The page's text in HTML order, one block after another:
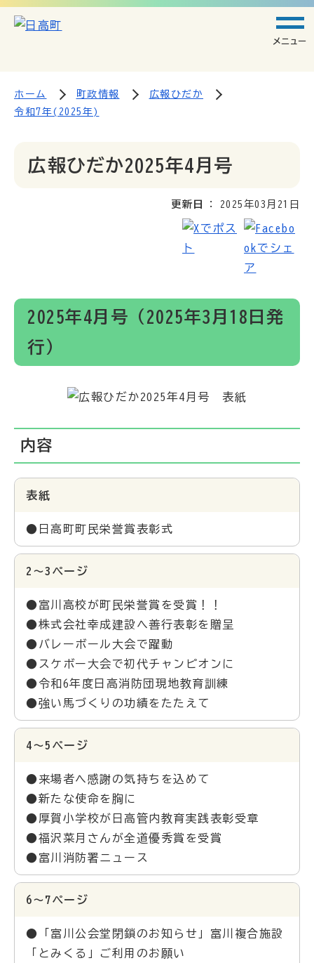
メニュー
ホーム 町政情報
広報ひだか
令和7年(2025年)
広報ひだか2025年4月号
更新日 2025年03月21日
2025年4月号（2025年3月18日発
行）
内容
表紙
●日高町町民栄誉賞表彰式
2～3ページ
●富川高校が町民栄誉賞を受賞！！
●株式会社幸成建設へ善行表彰を贈呈
●バレーボール大会で躍動
●スケボー大会で初代チャンピオンに
●令和6年度日高消防団現地教育訓練
●強い馬づくりの功績をたたえて
4～5ページ
●来場者へ感謝の気持ちを込めて
●新たな使命を胸に
●厚賀小学校が日高管内教育実践表彰受章
●福沢菜月さんが全道優秀賞を受賞
●富川消防署ニュース
6～7ページ
●「富川公会堂閉鎖のお知らせ」富川複合施設
「とみくる」ご利用のお願い